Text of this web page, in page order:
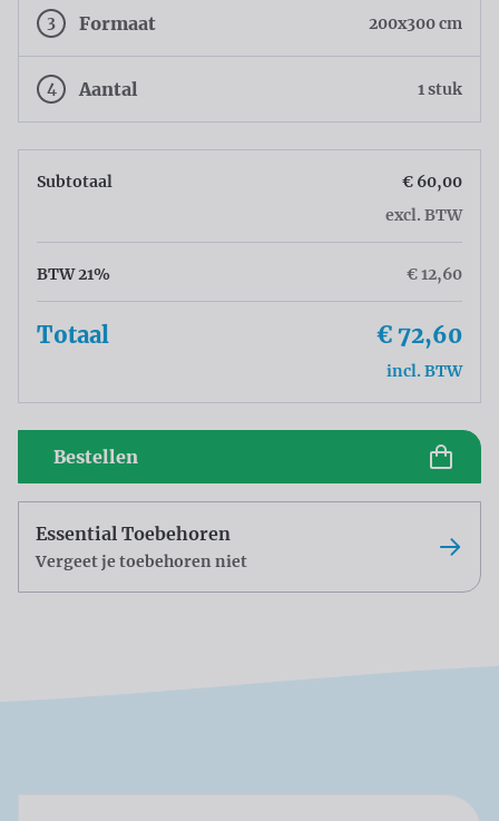
3 Formaat 200x300 cm
4 Aantal 1 stuk
Subtotaal
€ 60,00
excl. BTW
BTW 21% € 12,60
Totaal € 72,60
incl. BTW
Bestellen
Essential Toebehoren
Vergeet je toebehoren niet